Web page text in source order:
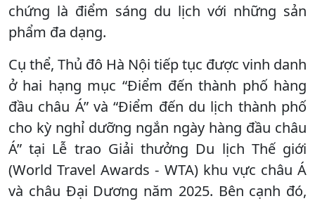
chứng là điểm sáng du lịch với những sản
phẩm đa dạng.
Cụ thể, Thủ đô Hà Nội tiếp tục được vinh danh
ở hai hạng mục “Điểm đến thành phố hàng
đầu châu Á” và “Điểm đến du lịch thành phố
cho kỳ nghỉ dưỡng ngắn ngày hàng đầu châu
Á” tại Lễ trao Giải thưởng Du lịch Thế giới
(World Travel Awards - WTA) khu vực châu Á
và châu Đại Dương năm 2025. Bên cạnh đó,